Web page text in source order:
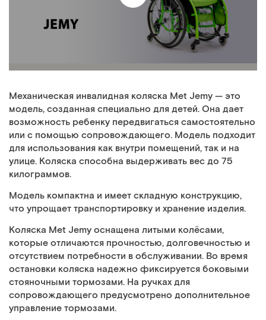
Механическая инвалидная коляска Met Jemy — это
модель, созданная специально для детей. Она дает
возможность ребенку передвигаться самостоятельно
или с помощью сопровождающего. Модель подходит
для использования как внутри помещений, так и на
улице. Коляска способна выдерживать вес до 75
килограммов.
Модель компактна и имеет складную конструкцию,
что упрощает транспортировку и хранение изделия.
Коляска Met Jemy оснащена литыми колёсами,
которые отличаются прочностью, долговечностью и
отсутствием потребности в обслуживании. Во время
остановки коляска надежно фиксируется боковыми
стояночными тормозами. На ручках для
сопровождающего предусмотрено дополнительное
управление тормозами.